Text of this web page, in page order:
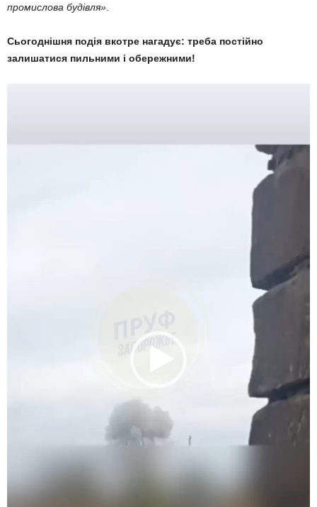
промислова будівля»
Сьогоднішня подія вкотре нагадує: треба постійно
залишатися пильними і обережними!